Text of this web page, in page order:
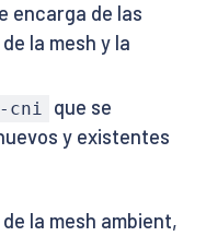
encarga de las
la mesh y la
cni
que se
y existentes
la mesh ambient,